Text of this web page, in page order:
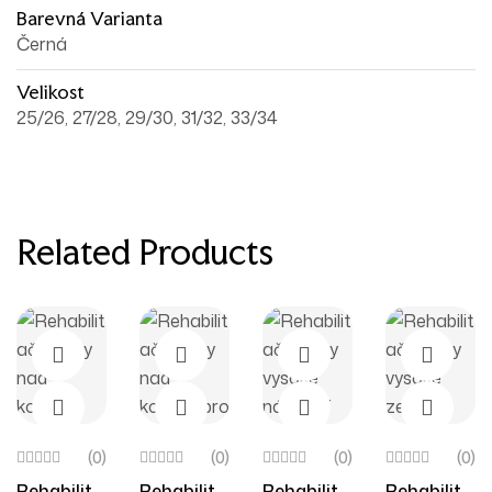
Barevná Varianta
Černá
Velikost
25/26, 27/28, 29/30, 31/32, 33/34
Related Products
(0) (0) (0) (0)